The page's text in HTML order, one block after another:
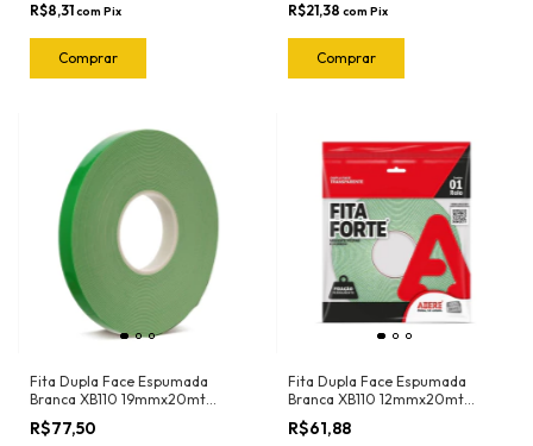
R$8,31com Pix R$21,38 com Pix
Fita Dupla Face Espumada
Branca XB110 19mmx20mt
Adere
R$77,50
Fita Dupla Face Espumada
Branca XB110 12mmx20mt
Adere
R$61,88